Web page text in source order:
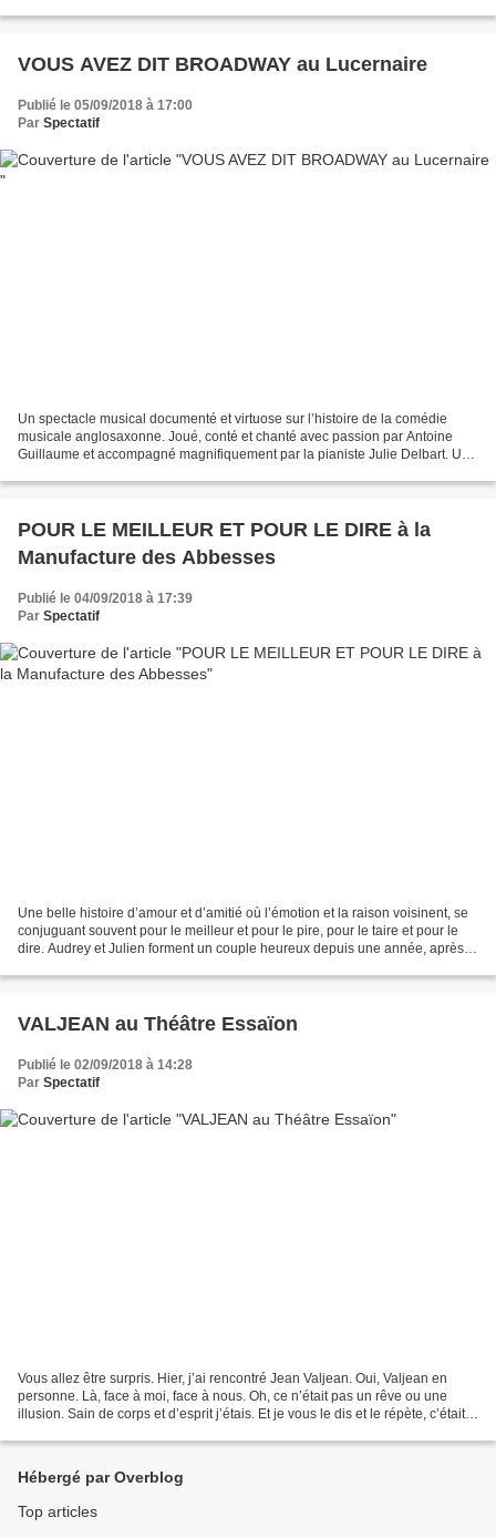
VOUS AVEZ DIT BROADWAY au Lucernaire
Publié le 05/09/2018 à 17:00
Par Spectatif
Un spectacle musical documenté et virtuose sur l’histoire de la comédie
musicale anglosaxonne. Joué, conté et chanté avec passion par Antoine
Guillaume et accompagné magnifiquement par la pianiste Julie Delbart. Un
POUR LE MEILLEUR ET POUR LE DIRE à la
Manufacture des Abbesses
Publié le 04/09/2018 à 17:39
Par Spectatif
Une belle histoire d’amour et d’amitié où l’émotion et la raison voisinent, se
conjuguant souvent pour le meilleur et pour le pire, pour le taire et pour le
dire. Audrey et Julien forment un couple heureux depuis une année, après
VALJEAN au Théâtre Essaïon
Publié le 02/09/2018 à 14:28
Par Spectatif
Vous allez être surpris. Hier, j’ai rencontré Jean Valjean. Oui, Valjean en
personne. Là, face à moi, face à nous. Oh, ce n’était pas un rêve ou une
illusion. Sain de corps et d’esprit j’étais. Et je vous le dis et le répète, c’était
Hébergé par Overblog
Top articles